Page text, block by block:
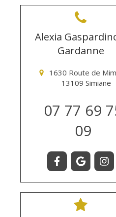
Alexia
Gardanne
1630 Route de
13109 Simiane
07 77 69
09